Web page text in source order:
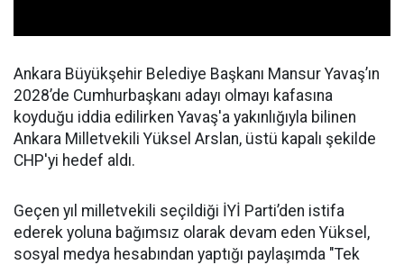
Ankara Büyükşehir Belediye Başkanı Mansur Yavaş’ın
2028’de Cumhurbaşkanı adayı olmayı kafasına
koyduğu iddia edilirken Yavaş'a yakınlığıyla bilinen
Ankara Milletvekili Yüksel Arslan, üstü kapalı şekilde
CHP'yi hedef aldı.
Geçen yıl milletvekili seçildiği İYİ Parti’den istifa
ederek yoluna bağımsız olarak devam eden Yüksel,
sosyal medya hesabından yaptığı paylaşımda "Tek